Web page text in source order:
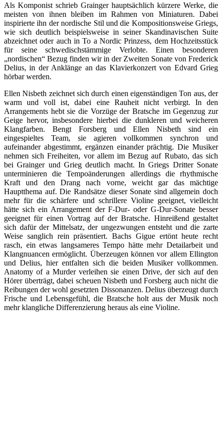
Als Komponist schrieb Grainger hauptsächlich kürzere Werke, die
meisten von ihnen bleiben im Rahmen von Miniaturen. Dabei
inspirierte ihn der nordische Stil und die Kompositionsweise Griegs,
wie sich deutlich beispielsweise in seiner Skandinavischen Suite
abzeichnet oder auch in To a Nordic Prinzess, dem Hochzeitsstück
für seine schwedischstämmige Verlobte. Einen besonderen
„nordischen“ Bezug finden wir in der Zweiten Sonate von Frederick
Delius, in der Anklänge an das Klavierkonzert von Edvard Grieg
hörbar werden.
Ellen Nisbeth zeichnet sich durch einen eigenständigen Ton aus, der
warm und voll ist, dabei eine Rauheit nicht verbirgt. In den
Arrangements hebt sie die Vorzüge der Bratsche im Gegenzug zur
Geige hervor, insbesondere hierbei die dunkleren und weicheren
Klangfarben. Bengt Forsberg und Ellen Nisbeth sind ein
eingespieltes Team, sie agieren vollkommen synchron und
aufeinander abgestimmt, ergänzen einander prächtig. Die Musiker
nehmen sich Freiheiten, vor allem im Bezug auf Rubato, das sich
bei Grainger und Grieg deutlich macht. In Griegs Dritter Sonate
unterminieren die Tempoänderungen allerdings die rhythmische
Kraft und den Drang nach vorne, weicht gar das mächtige
Hauptthema auf. Die Randsätze dieser Sonate sind allgemein doch
mehr für die schärfere und schrillere Violine geeignet, vielleicht
hätte sich ein Arrangement der F-Dur- oder G-Dur-Sonate besser
geeignet für einen Vortrag auf der Bratsche. Hinreißend gestaltet
sich dafür der Mittelsatz, der ungezwungen entsteht und die zarte
Weise sanglich rein präsentiert. Bachs Gigue ertönt heute recht
rasch, ein etwas langsameres Tempo hätte mehr Detailarbeit und
Klangnuancen ermöglicht. Überzeugen können vor allem Ellington
und Delius, hier entfalten sich die beiden Musiker vollkommen.
Anatomy of a Murder verleihen sie einen Drive, der sich auf den
Hörer überträgt, dabei scheuen Nisbeth und Forsberg auch nicht die
Reibungen der wohl gesetzten Dissonanzen. Delius überzeugt durch
Frische und Lebensgefühl, die Bratsche holt aus der Musik noch
mehr klangliche Differenzierung heraus als eine Violine.